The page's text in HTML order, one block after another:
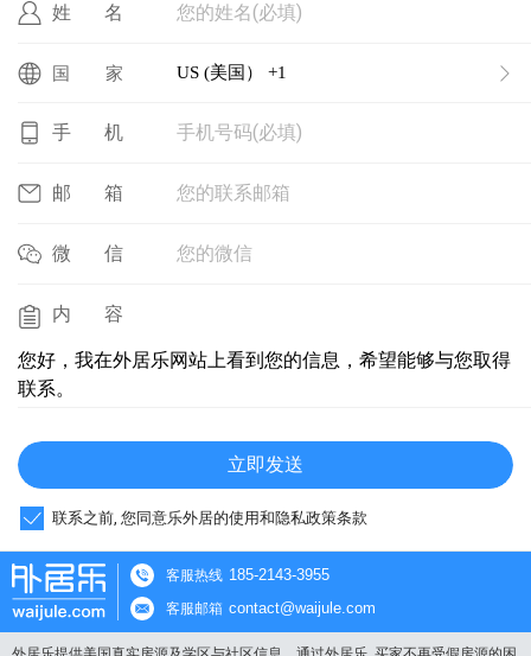
姓名 您的姓名(必填)
国家 US (美国） +1
手机 手机号码(必填)
邮箱 您的联系邮箱
微信 您的微信
内容
您好，我在外居乐网站上看到您的信息，希望能够与您取得
联系。
立即发送
联系之前, 您同意乐外居的使用和隐私政策条款
客服热线 185-2143-3955
客服邮箱 contact@waijule.com